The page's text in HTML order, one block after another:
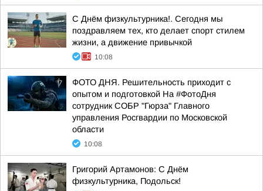
С Днём физкультурника!. Сегодня мы
поздравляем тех, кто делает спорт стилем
жизни, а движение привычкой
10:08
ФОТО ДНЯ. Решительность приходит с
опытом и подготовкой На #ФотоДня
сотрудник СОБР "Гюрза" Главного
управления Росгвардии по Московской
области
10:08
Григорий Артамонов: С Днём
физкультурника, Подольск!